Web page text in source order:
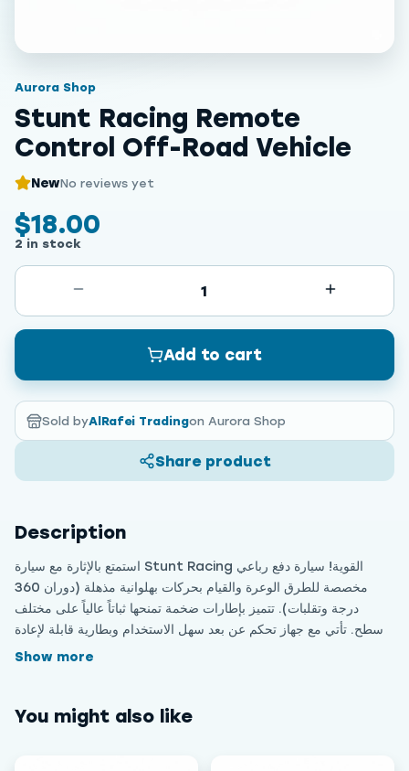
Aurora Shop
Stunt Racing Remote
Control Off-Road Vehicle
NewNo reviews yet
$18.00
2 in stock
1
Add to cart
Sold byAlRafei Tradingon Aurora Shop
Share product
Description
استمتع بالإثارة مع سيارة Stunt Racing القوية! سيارة دفع رباعي
مخصصة للطرق الوعرة والقيام بحركات بهلوانية مذهلة (دوران 360
درجة وتقلبات). تتميز بإطارات ضخمة تمنحها ثباتاً عالياً على مختلف
الأسطح. تأتي مع جهاز تحكم عن بعد سهل الاستخدام وبطارية قابلة لإعادة
الشحن. مثالية للأطفال من عمر 6 سنوات فما فوق الذين يعشقون
Show more
You might also like